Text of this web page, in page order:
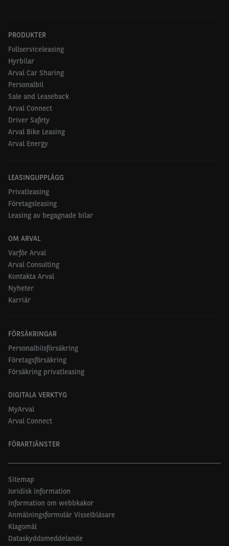
PRODUKTER
Fullserviceleasing
Hyrbilar
Arval Car Sharing
Personalbil
Sale and Leaseback
Arval Connect
Driver Safety
Arval Bike Leasing
Arval Energy
LEASINGUPPLÄGG
Privatleasing
Företagsleasing
Leasing av begagnade bilar
OM ARVAL
Varför Arval
Arval Consulting
Kontakta Arval
Nyheter
Karriär
FÖRSÄKRINGAR
Personalbilsförsäkring
Företagsförsäkring
Försäkring privatleasing
DIGITALA VERKTYG
MyArval
Arval Connect
FÖRARTJÄNSTER
Sitemap
Juridisk information
Information om webbkakor
Anmälningsformulär Visselblåsare
Klagomål
Dataskyddsmeddelande